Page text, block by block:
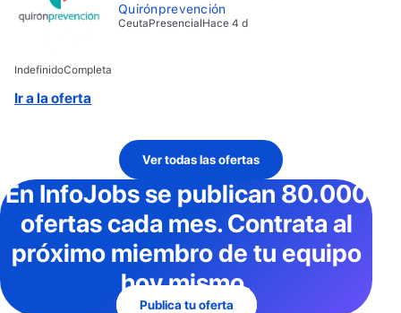
Quirónprevención
CeutaPresencialHace 4 d
IndefinidoCompleta
Ir a la oferta
Ver todas las ofertas
En InfoJobsse publican 80.000
ofertas cada mes. Contrata al
próximo miembro de tu equipo
hoy mismo.
Publica tu oferta